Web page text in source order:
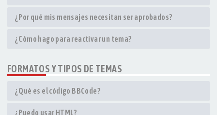
¿Por qué mis mensajes necesitan ser aprobados?
¿Cómo hago para reactivar un tema?
FORMATOS Y TIPOS DE TEMAS
¿Qué es el código BBCode?
¿Puedo usar HTML?